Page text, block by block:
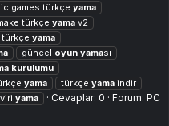
games türkçe yama
türkçe yama v2
türkçe yama
güncel oyun yaması
kurulumu
yama türkçe yama indir
yama Cevaplar: 0 Forum: PC